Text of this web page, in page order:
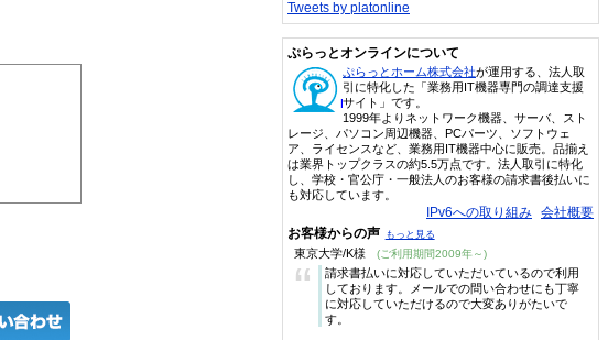
Tweets by platonline
ぷらっとオンラインについて
ぷらっとホーム株式会社が運用する、法人取
引に特化した「業務用IT機器専門の調達支援
サイト」です。
1999年よりネットワーク機器、サーバ、スト
レージ、パソコン周辺機器、PCパーツ、ソフトウェ
ア、ライセンスなど、業務用IT機器中心に販売。品揃え
は業界トップクラスの約5.5万点です。法人取引に特化
し、学校・官公庁・一般法人のお客様の請求書後払いに
も対応しています。
IPv6への取り組み 会社概要
お客様からの声 もっと見る
東京大学/K様 (ご利用期間2009年～)
“
請求書払いに対応していただいているので利用
しております。メールでの問い合わせにも丁寧
に対応していただけるので大変ありがたいで
す。